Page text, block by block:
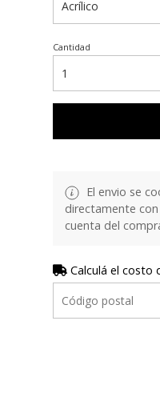
Cantidad
El envio se
directamente
cuenta del
Calculá el costo